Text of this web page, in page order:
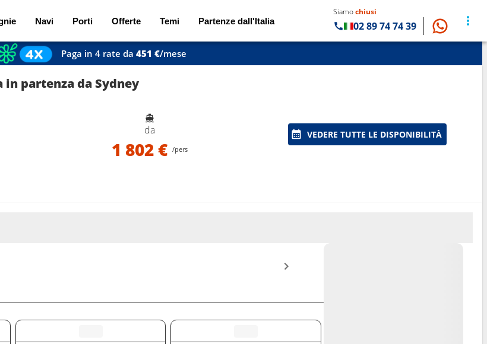
Navi Porti Offerte Temi Partenze dall'Italia
Siamochiusi
02 89 74 74 39
Paga in 4 rate da 451 €/mese
in partenza da Sydney
da
1 802 € /pers
VEDERE TUTTE LE DISPONIBILITÀ